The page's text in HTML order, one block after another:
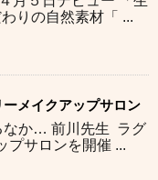
りの自然素材「 ...
メイクアップサロン
なか… 前川先生 ラグ
プサロンを開催 ...